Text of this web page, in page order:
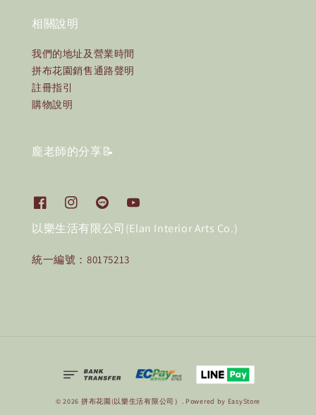
相關說明
我們的地址及營業時間
拼布花園銷售通路聲明
註冊指引
購物說明
龐老師的分享📝
以樂生活有限公司(Elan Interior Arts Co.)
統一編號：80175213
© 2026 拼布花園(以樂生活有限公司）. Powered by EasyStore